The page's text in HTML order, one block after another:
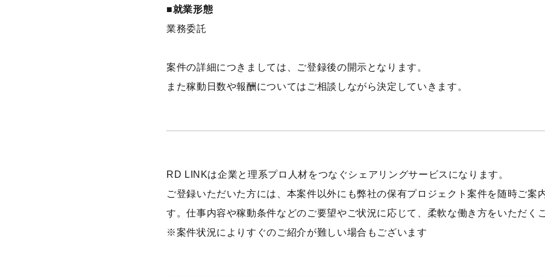
■就業形態
業務委託
案件の詳細につきましては、ご登録後の開示となります。
また稼動日数や報酬についてはご相談しながら決定していきます。
RD LINKは企業と理系プロ人材をつなぐシェアリングサービスになります。
ご登録いただいた方には、本案件以外にも弊社の保有プロジェクト案件を随時ご案
す。仕事内容や稼動条件などのご要望やご状況に応じて、柔軟な働き方をいただく
※案件状況によりすぐのご紹介が難しい場合もございます